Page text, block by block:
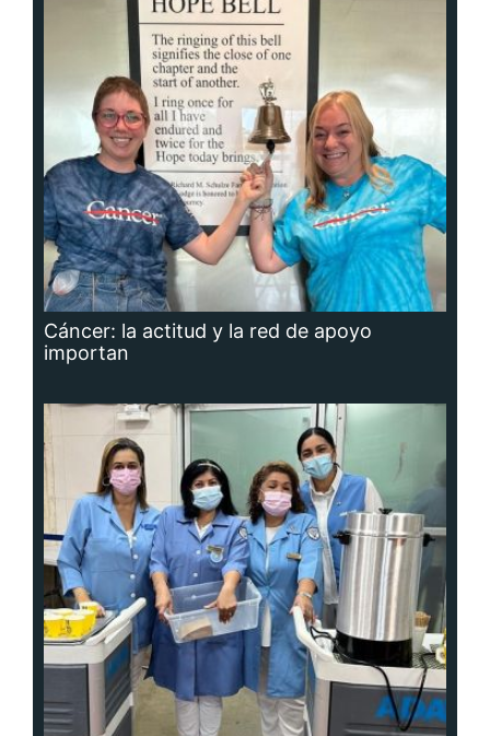
Cáncer: la actitud y la red de apoyo
importan